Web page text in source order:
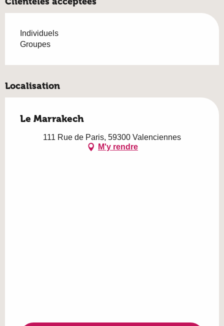
Individuels
Groupes
Localisation
Le Marrakech
111 Rue de Paris, 59300 Valenciennes
M'y rendre